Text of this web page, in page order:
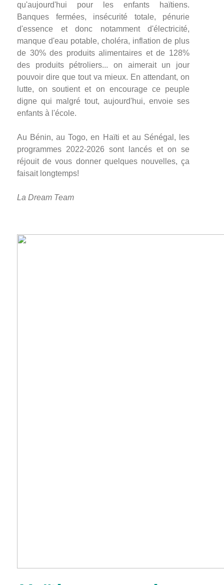
qu'aujourd'hui pour les enfants haïtiens.
Banques fermées, insécurité totale, pénurie
d'essence et donc notamment d'électricité,
manque d'eau potable, choléra, inflation de plus
de 30% des produits alimentaires et de 128%
des produits pétroliers... on aimerait un jour
pouvoir dire que tout va mieux. En attendant, on
lutte, on soutient et on encourage ce peuple
digne qui malgré tout, aujourd'hui, envoie ses
enfants à l'école.
Au Bénin, au Togo, en Haïti et au Sénégal, les
programmes 2022-2026 sont lancés et on se
réjouit de vous donner quelques nouvelles, ça
faisait longtemps!
La Dream Team